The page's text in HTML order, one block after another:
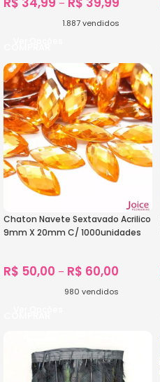
–
1.887vendidos
Chaton Navete Sextavado Acrilico
9mm X 20mm C/ 1000unidades
R$ 50,00 – R$ 60,00
980 vendidos